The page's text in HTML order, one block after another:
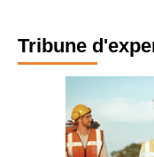
Tribune